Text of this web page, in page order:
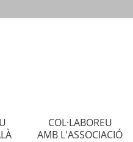
COL·LABOREU
AMB L'ASSOCIACIÓ